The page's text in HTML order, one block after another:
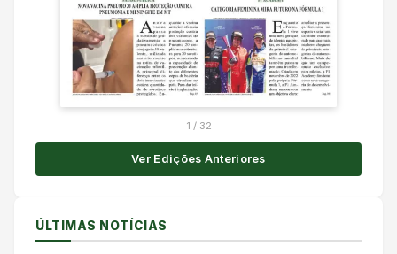
1 / 32
Ver Edições Anteriores
ÚLTIMAS NOTÍCIAS